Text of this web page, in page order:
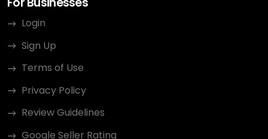
Login
Sign Up
Terms of Use
Privacy Policy
Review Guidelines
Google Seller Rating